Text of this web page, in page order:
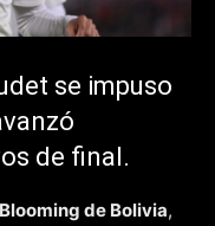
se impuso
de final.
de Bolivia,